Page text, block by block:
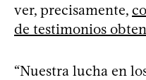
ver, precisamente,
de testimonios
“Nuestra lucha en